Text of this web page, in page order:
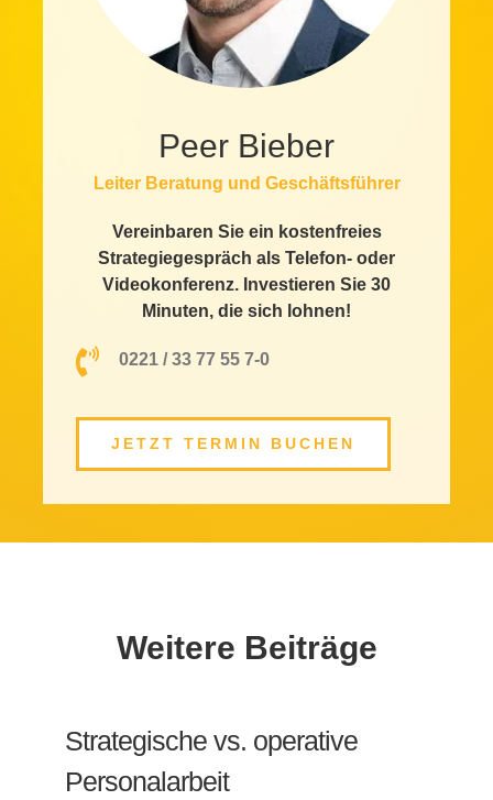
Peer Bieber
Leiter Beratung und Geschäftsführer
Vereinbaren Sie ein kostenfreies
Strategiegespräch als Telefon- oder
Videokonferenz. Investieren Sie 30
Minuten, die sich lohnen!
0221 / 33 77 55 7-0
JETZT TERMIN BUCHEN
Weitere Beiträge
Strategische vs. operative
Personalarbeit